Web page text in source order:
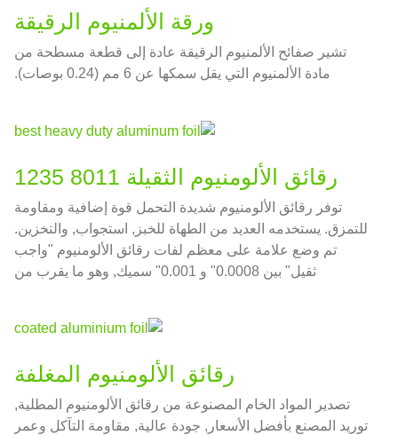
ورقة الألمنيوم الرقيقة
تشير صفائح الألمنيوم الرقيقة عادة إلى قطعة مسطحة من
مادة الألمنيوم التي يقل سمكها عن 6 مم (0.24 بوصات).
رقائق الألومنيوم الثقيلة 8011 1235
توفر رقائق الألومنيوم شديدة التحمل قوة إضافية ومقاومة
للتمزق. يستخدمه العديد من الطهاة للخبز, استجواب, والتخزين.
تم وضع علامة على معظم لفات رقائق الألومنيوم "واجب
ثقيل" بين 0.0008" و 0.001" سميك, وهو ما يقرب من
رقائق الألومنيوم المغلفة
تصدير المواد الخام المصنوعة من رقائق الألومنيوم المطلية,
توريد المصنع بأفضل الأسعار, جودة عالية, مقاومة التآكل وعمر